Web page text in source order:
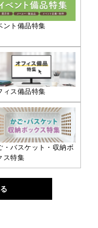
ント備品特集
ィス備品特集
・バスケット・収納ボ
ス特集